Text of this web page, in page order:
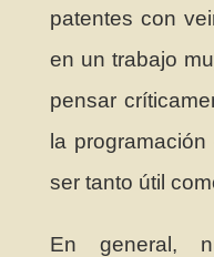
patentes con
en un trabajo
pensar
la
ser tanto útil
En general,